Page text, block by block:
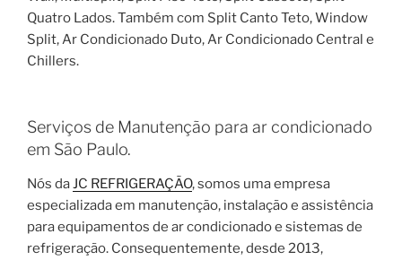
Quatro Lados. Também com Split Canto Teto, Window
Split, Ar Condicionado Duto, Ar Condicionado Central e
Chillers.
Serviços de Manutenção para ar condicionado
em São Paulo.
Nós daJC REFRIGERAÇÃO, somos uma empresa
especializada em manutenção, instalação e assistência
para equipamentos de ar condicionado e sistemas de
refrigeração. Consequentemente, desde 2013,